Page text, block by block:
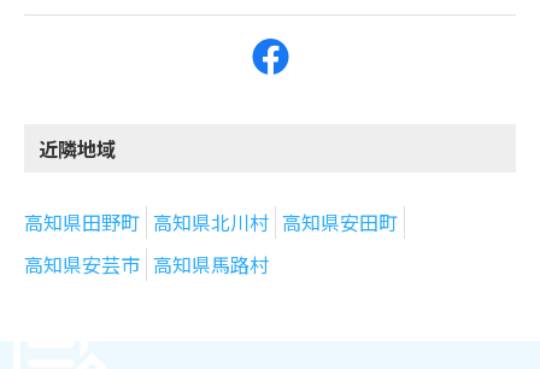
近隣地域
高知県田野町 高知県北川村 高知県安田町
高知県安芸市 高知県馬路村